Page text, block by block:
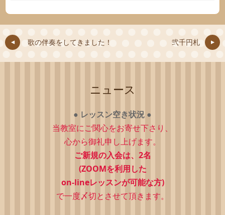
歌の伴奏をしてきました！ 弐千円札
ニュース
● レッスン空き状況 ●
当教室にご関心をお寄せ下さり、
心から御礼申し上げます。
ご新規の入会は、2名
(ZOOMを利用した
on-lineレッスンが可能な方)
で一度〆切とさせて頂きます。